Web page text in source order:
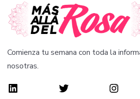
Comienza tu semana con toda la
nosotras.